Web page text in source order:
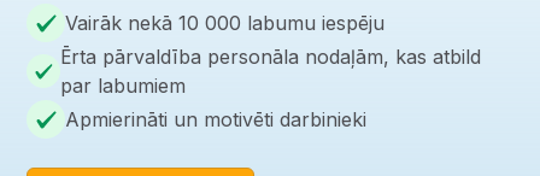
Vairāk nekā 10 000 labumu iespēju
Ērta pārvaldība personāla nodaļām, kas atbild
par labumiem
Apmierināti un motivēti darbinieki